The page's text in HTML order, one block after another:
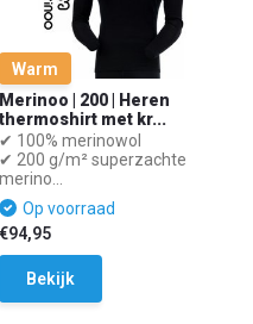
Warm
Merinoo | 200 | Heren
thermoshirt met kr...
✔ 100% merinowol
✔ 200 g/m² superzachte
merino...
Op voorraad
€94,95
Bekijk